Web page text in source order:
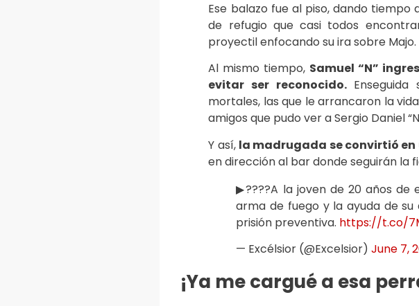
Ese balazo fue al piso, dando
de refugio que casi todos
proyectil enfocando su ira sobre Majo.
Al mismo tiempo, Samuel “N”
evitar ser reconocido.
mortales, las que le arrancaron la
amigos que pudo ver a Sergio Daniel
Y así, la madrugada se convirtió
en dirección al bar donde seguirán la
▶????A la joven de 20 años de
arma de fuego y la ayuda de su
prisión preventiva. https://t.co/
— Excélsior (@Excelsior)June 7,
¡Ya me cargué a esa